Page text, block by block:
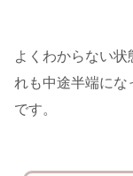
よくわからない
れも中途半端にな
です。